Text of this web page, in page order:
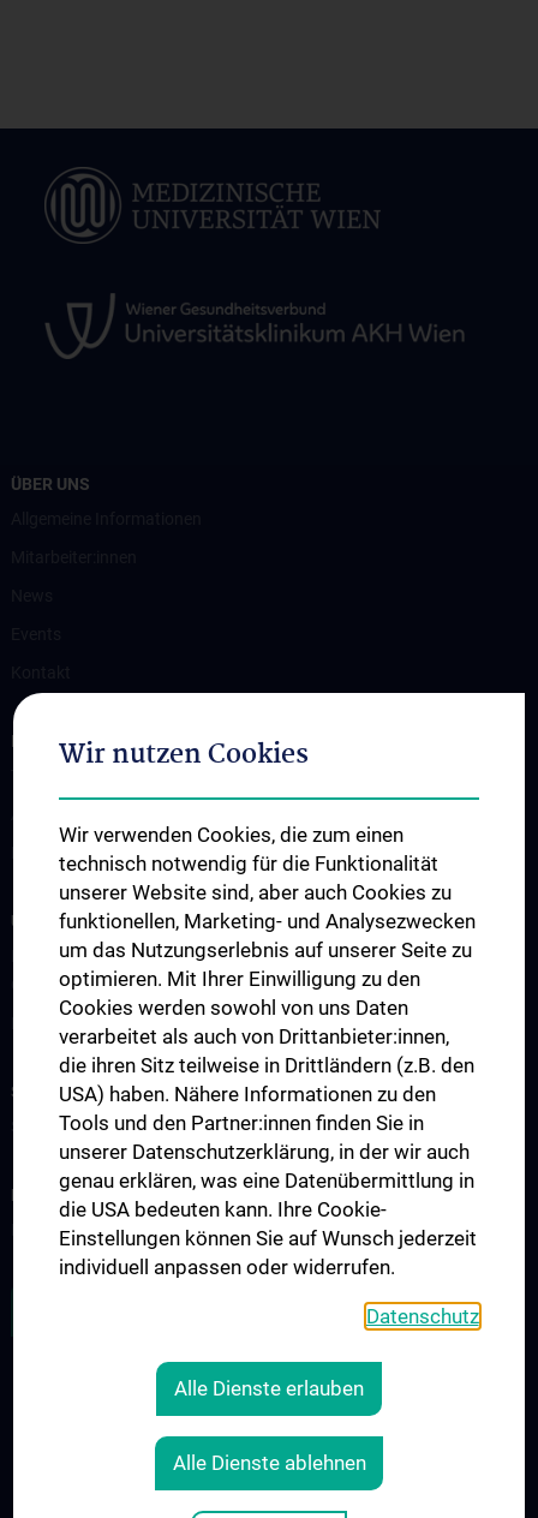
ÜBER UNS
INFORMATIONEN FÜR PATIENT:INNEN
Erkrankungen & Behandlungsspektrum
UNSERE ABTEILUNGEN
Klinische Abteilung für Allgemeine Hals-, Nasen- und
Ohrenheilkunde
STUDIUM, AUS- UND WEITERBILDUNG
Studium und Lehre
FORSCHUNG
Forschungsbereiche
COOKIE-EINSTELLUNGEN
Wir nutzen Cookies
Wir verwenden Cookies, die zum einen
technisch notwendig für die Funktionalität
unserer Website sind, aber auch Cookies zu
funktionellen, Marketing- und Analysezwecken
um das Nutzungserlebnis auf unserer Seite zu
optimieren. Mit Ihrer Einwilligung zu den
Cookies werden sowohl von uns Daten
verarbeitet als auch von Drittanbieter:innen,
die ihren Sitz teilweise in Drittländern (z.B. den
USA) haben. Nähere Informationen zu den
Tools und den Partner:innen finden Sie in
unserer Datenschutzerklärung, in der wir auch
genau erklären, was eine Datenübermittlung in
die USA bedeuten kann. Ihre Cookie-
Einstellungen können Sie auf Wunsch jederzeit
individuell anpassen oder widerrufen.
Datenschutz
Alle Dienste erlauben
Alle Dienste ablehnen